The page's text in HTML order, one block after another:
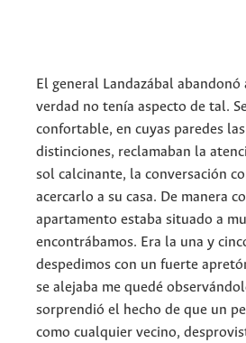
El general Landazábal
verdad no tenía aspecto de tal.
confortable, en cuyas paredes
distinciones, reclamaban la
sol calcinante, la conversación
acercarlo a su casa. De manera
apartamento estaba situado a
encontrábamos. Era la una y
despedimos con un fuerte
se alejaba me quedé
sorprendió el hecho de que un
como cualquier vecino,